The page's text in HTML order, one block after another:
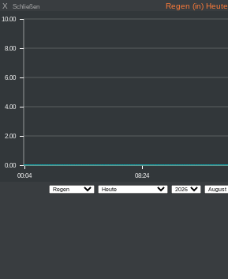
X Schließen Regen (in) Heute